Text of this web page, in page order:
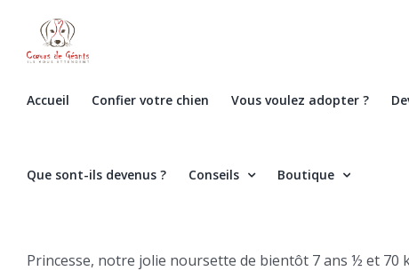
content
Accueil Confier votre chien Vous voulez adopter ?
Que sont-ils devenus ? Conseils Boutique
Princesse, notre jolie noursette de bientôt 7 ans ½ et 70